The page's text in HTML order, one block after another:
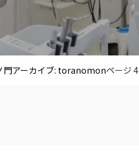
門アーカイブ: toranomonページ 4